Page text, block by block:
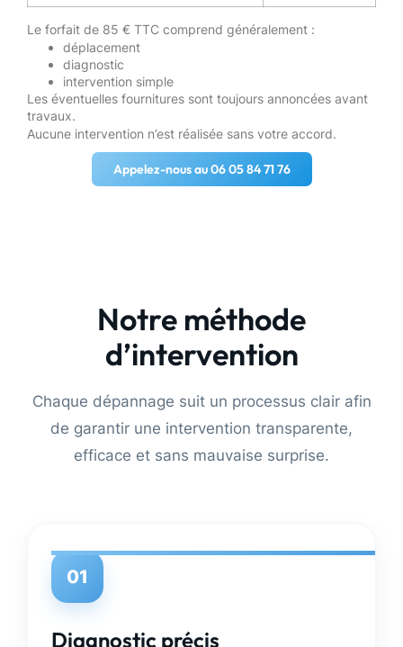
Le forfait de 85 € TTC comprend généralement :
déplacement
diagnostic
intervention simple
Les éventuelles fournitures sont toujours annoncées avant
travaux.
Aucune intervention n’est réalisée sans votre accord.
Appelez-nous au 06 05 84 71 76
Notre méthode
d’intervention
Chaque dépannage suit un processus clair afin
de garantir une intervention transparente,
efficace et sans mauvaise surprise.
01
Diagnostic précis